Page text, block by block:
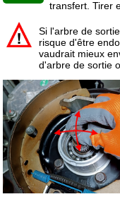
transfert. Tirer
Si l'arbre de
risque d'être
vaudrait mieux
d'arbre de sortie